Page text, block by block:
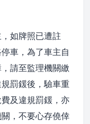
如牌照已遭註
車，為了車主自
請至監理機關繳
罰鍰後，驗車重
及違規罰鍰，亦
，不要心存僥倖